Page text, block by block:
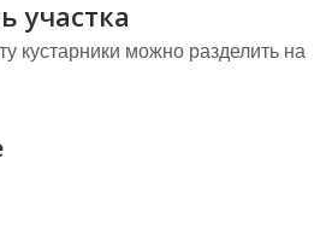
участка
кустарники можно разделить на